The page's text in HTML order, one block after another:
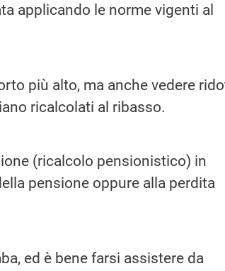
applicando le norme vigenti al
più alto, ma anche vedere
ricalcolati al ribasso.
(ricalcolo pensionistico) in
pensione oppure alla perdita
ed è bene farsi assistere da